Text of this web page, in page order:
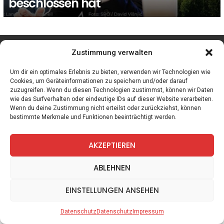
Zustimmung verwalten
Um dir ein optimales Erlebnis zu bieten, verwenden wir Technologien wie
Cookies, um Geräteinformationen zu speichern und/oder darauf
zuzugreifen. Wenn du diesen Technologien zustimmst, können wir Daten
wie das Surfverhalten oder eindeutige IDs auf dieser Website verarbeiten.
Wenn du deine Zustimmung nicht erteilst oder zurückziehst, können
bestimmte Merkmale und Funktionen beeinträchtigt werden.
AKZEPTIEREN
ABLEHNEN
EINSTELLUNGEN ANSEHEN
DatenschutzDatenschutzImpressum
facebook instagram
Spiele Zitate Kontakt Datenschutz Impressum